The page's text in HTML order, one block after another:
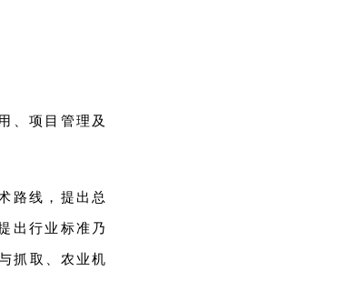
、项目管理及
路线，提出总
出行业标准乃
抓取、农业机